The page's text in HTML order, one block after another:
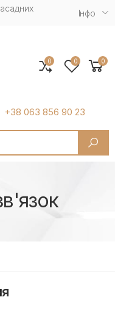
Iнфо
+38 063 856 90 23
0 0 0